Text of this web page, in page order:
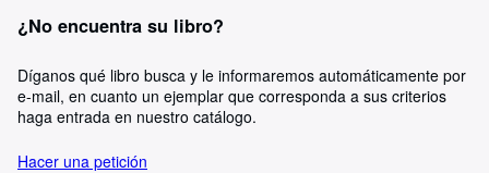
¿No encuentra su libro?
Díganos qué libro busca y le informaremos automáticamente por
e-mail, en cuanto un ejemplar que corresponda a sus criterios
haga entrada en nuestro catálogo.
Hacer una petición